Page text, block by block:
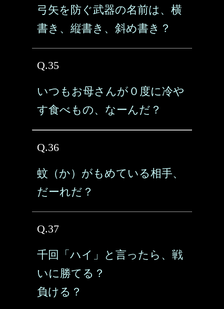
弓矢を防ぐ武器の名前は、横
書き、縦書き、斜め書き？
Q.35
いつもお母さんが０度に冷や
す食べもの、なーんだ？
Q.36
蚊（か）がもめている相手、
だーれだ？
Q.37
千回「ハイ」と言ったら、戦
いに勝てる？
負ける？